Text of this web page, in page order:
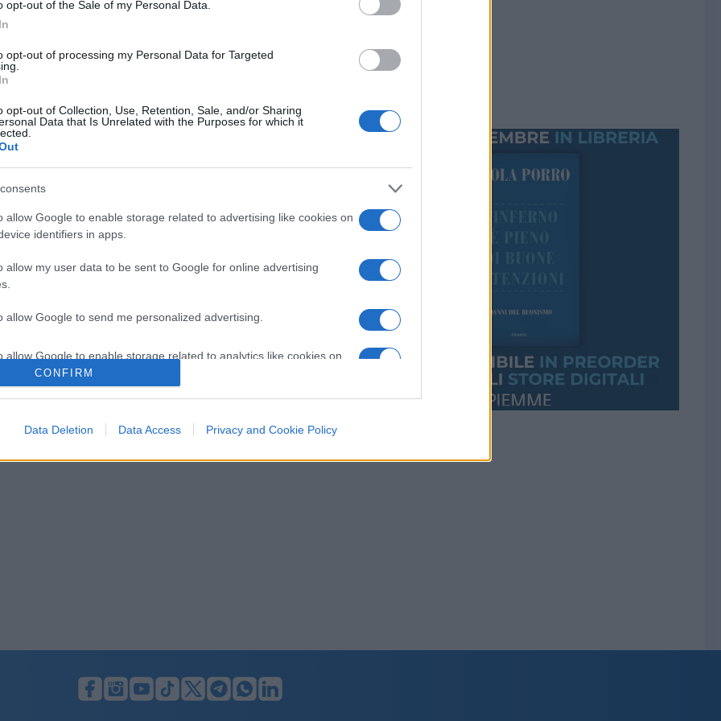
opt-out of the Sale of my Personal Data.
opt-out of processing my Personal Data for Targeted
opt-out of Collection, Use, Retention, Sale, and/or Sharing
Data that Is Unrelated with the Purposes for which it
allow Google to enable storage related to advertising like cookies on
identifiers in apps.
allow my user data to be sent to Google for online advertising
allow Google to send me personalized advertising.
allow Google to enable storage related to analytics like cookies on
identifiers in apps.
CONFIRM
Data Deletion Data Access Privacy and Cookie Policy
dell’attacco congiunto Israeliano e Americano
già più alti, poi dicono che la preveggenza non